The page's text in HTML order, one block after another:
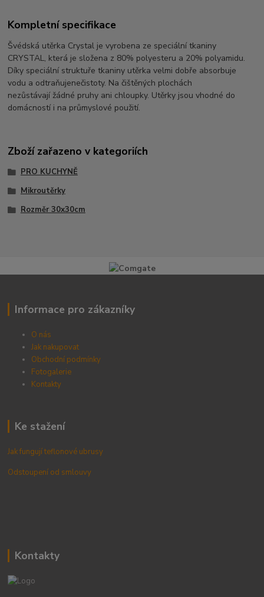
Kompletní specifikace
Švédská utěrka Crystal je vyrobena ze speciální tkaniny
CRYSTAL, která je složena z 80% polyesteru a 20% polyamidu.
Díky speciální struktuře tkaniny utěrka velmi dobře absorbuje
vodu a odtraňujenečistoty. Na čištěných plochách
nezůstávají žádné pruhy ani chloupky. Utěrky jsou vhodné do
domácností i na průmyslové použití.
Zboží zařazeno v kategoriích
PRO KUCHYNĚ
Mikroutěrky
Rozměr 30x30cm
Informace pro zákazníky
O nás
Jak nakupovat
Obchodní podmínky
Fotogalerie
Kontakty
Ke stažení
Jak fungují teflonové ubrusy
Odstoupení od smlouvy
Kontakty